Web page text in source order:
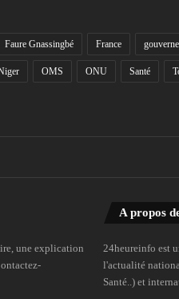
Faure Gnassingbé France
OMS ONU Santé
une explication
A propos
24heureinfo est
l'actualité
Santé..) et